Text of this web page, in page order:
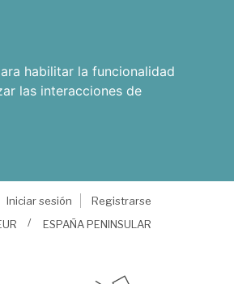
habilitar la funcionalidad
las interacciones de
Iniciar sesión
Registrarse
ESPAÑA PENINSULAR